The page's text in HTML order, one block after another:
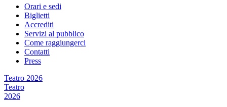
Orari e sedi
Biglietti
Accrediti
Servizi al pubblico
Come raggiungerci
Contatti
Press
Teatro 2026
Teatro
2026